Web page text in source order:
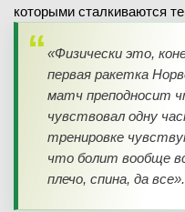
которыми сталкиваются
«Физически это,
первая ракетка
матч преподносит
чувствовал одну
тренировке
что болит вообще
плечо, спина, да все».